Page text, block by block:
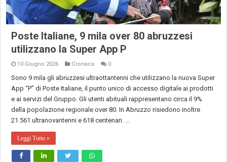
Poste Italiane, 9 mila over 80 abruzzesi
utilizzano la Super App P
10 Giugno 2026 Cronaca 0
Sono 9 mila gli abruzzesi ultraottantenni che utilizzano la nuova Super
App “P” di Poste Italiane, il punto unico di accesso digitale ai prodotti
e ai servizi del Gruppo. Gli utenti abituali rappresentano circa il 9%
della popolazione regionale over 80. In Abruzzo risiedono inoltre
21.561 ultranovantenni e 618 centenari. …
Leggi Tutto »